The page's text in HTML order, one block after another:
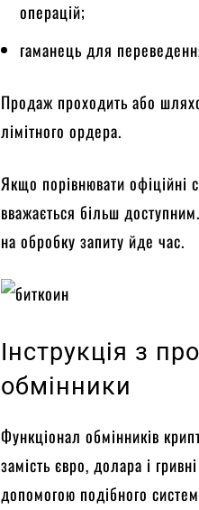
операцій;
гаманець для
Продаж проходить або
лімітного ордера.
Якщо порівнювати офіційні
вважається більш
на обробку запиту йде час.
Інструкція з
обмінники
Функціонал обмінників
замість євро, долара і
допомогою подібного